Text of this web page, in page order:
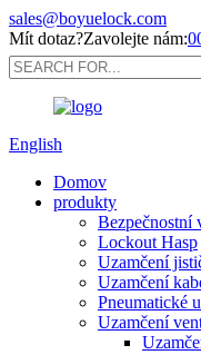
sales@boyuelock.com
Mít dotaz?Zavolejte nám:
English
Domov
produkty
Bezpečnostní
Lockout Hasp
Uzamčení
Uzamčení
Pneumatické
Uzamčení